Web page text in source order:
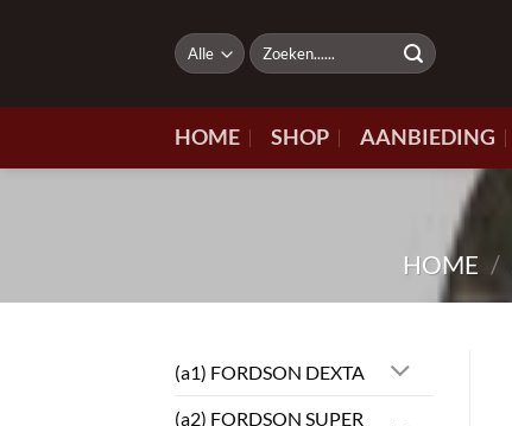
Zoeken
naar:
HOME SHOP AANBIEDING
HOME /
(a1) FORDSON DEXTA
(a2) FORDSON SUPER